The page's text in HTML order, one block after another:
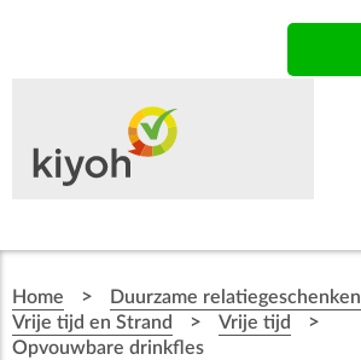
Home > Duurzame relatiegeschenken
Vrije tijd en Strand > Vrije tijd >
Opvouwbare drinkfles